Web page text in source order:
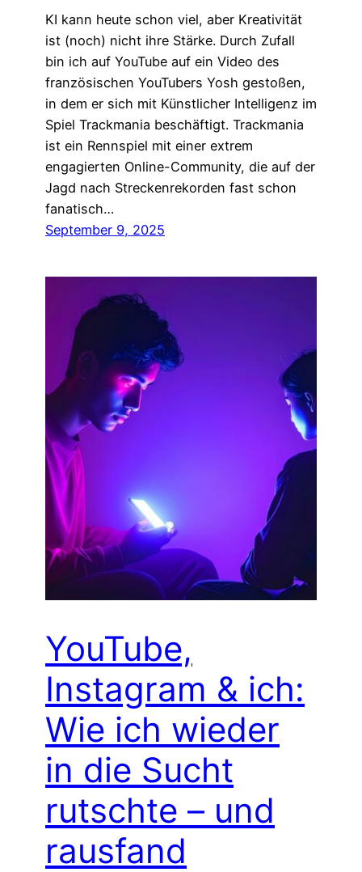
KI kann heute schon viel, aber Kreativität
ist (noch) nicht ihre Stärke. Durch Zufall
bin ich auf YouTube auf ein Video des
französischen YouTubers Yosh gestoßen,
in dem er sich mit Künstlicher Intelligenz im
Spiel Trackmania beschäftigt. Trackmania
ist ein Rennspiel mit einer extrem
engagierten Online-Community, die auf der
Jagd nach Streckenrekorden fast schon
fanatisch…
September 9, 2025
YouTube,
Instagram & ich:
Wie ich wieder
in die Sucht
rutschte – und
rausfand